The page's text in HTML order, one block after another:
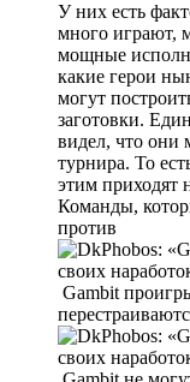
У них есть
много играют,
мощные
какие герои
могут
заготовки.
видел, что они
турнира. То
этим приходят
Команды,
против
Gambit